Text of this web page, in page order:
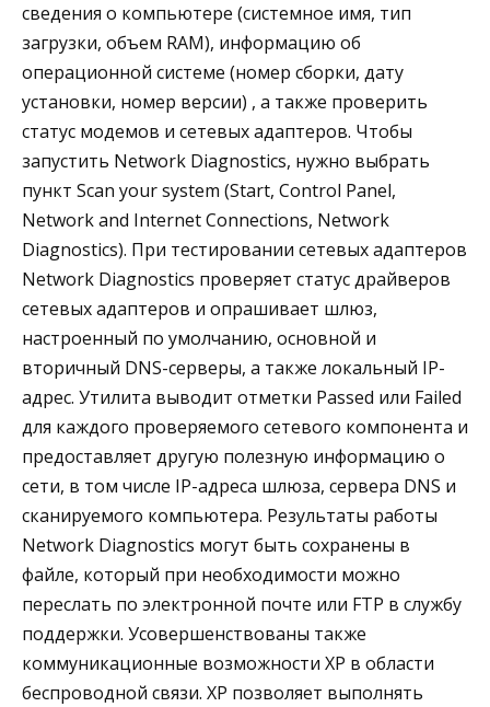
сведения о компьютере (системное имя, тип
загрузки, объем RAM), информацию об
операционной системе (номер сборки, дату
установки, номер версии) , а также проверить
статус модемов и сетевых адаптеров. Чтобы
запустить Network Diagnostics, нужно выбрать
пункт Scan your system (Start, Control Panel,
Network and Internet Connections, Network
Diagnostics). При тестировании сетевых адаптеров
Network Diagnostics проверяет статус драйверов
сетевых адаптеров и опрашивает шлюз,
настроенный по умолчанию, основной и
вторичный DNS-серверы, а также локальный IP-
адрес. Утилита выводит отметки Passed или Failed
для каждого проверяемого сетевого компонента и
предоставляет другую полезную информацию о
сети, в том числе IP-адреса шлюза, сервера DNS и
сканируемого компьютера. Результаты работы
Network Diagnostics могут быть сохранены в
файле, который при необходимости можно
переслать по электронной почте или FTP в службу
поддержки. Усовершенствованы также
коммуникационные возможности XP в области
беспроводной связи. XP позволяет выполнять